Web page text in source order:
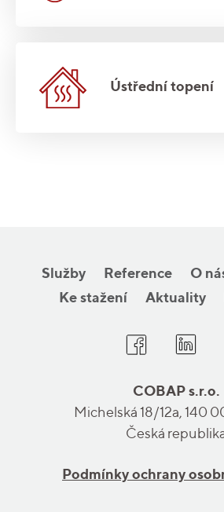
Ústřední topení
Služby Reference O
Ke stažení
Aktuality
COBAP s.r.o.
Michelská 18/12a, 140
Česká
Podmínky ochrany